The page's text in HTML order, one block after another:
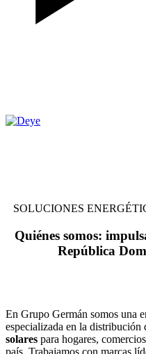
SOLUCIONES
Quiénes somos:
República
En Grupo Germán somos una
especializada en la distribución
solares para hogares,
país. Trabajamos con marcas